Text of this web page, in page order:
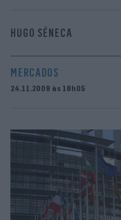
HUGO SÉNECA
MERCADOS
24.11.2009 às 18h05